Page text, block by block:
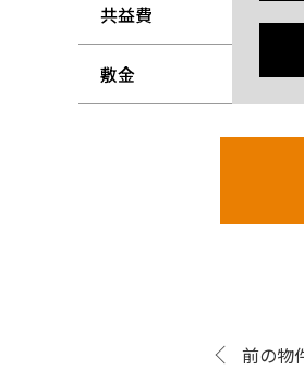
共益費
敷金 -
前の物